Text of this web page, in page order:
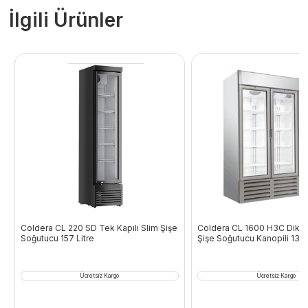
İlgili Ürünler
Coldera CL 220 SD Tek Kapılı Slim Şişe
Soğutucu 157 Litre
Ücretsiz Kargo
Coldera CL 1600 H3C Dik
Şişe Soğutucu Kanopili
Ücretsiz Kargo